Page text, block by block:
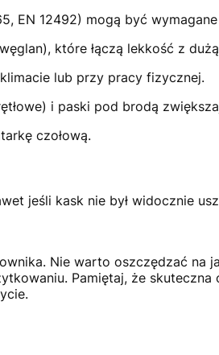
EN 12492) mogą być
które łączą lekkość z
lub przy pracy fizycznej.
i paski pod brodą
czołową.
jeśli kask nie był widocznie
Nie warto oszczędzać na
Pamiętaj, że